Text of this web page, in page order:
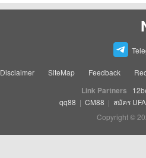
Disclaimer SiteMap Feedback
Link Partners
qq88 | CM88 | สมัคร
Copyright ©